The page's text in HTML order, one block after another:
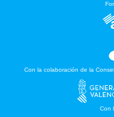
Con la colaboración de la
Con